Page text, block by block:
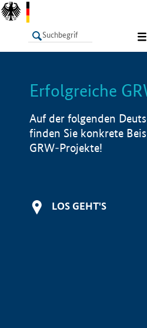
LISTE
Erfolgreiche
Auf der folgenden
finden Sie konkrete
GRW-Projekte!
LOS GEHT'S